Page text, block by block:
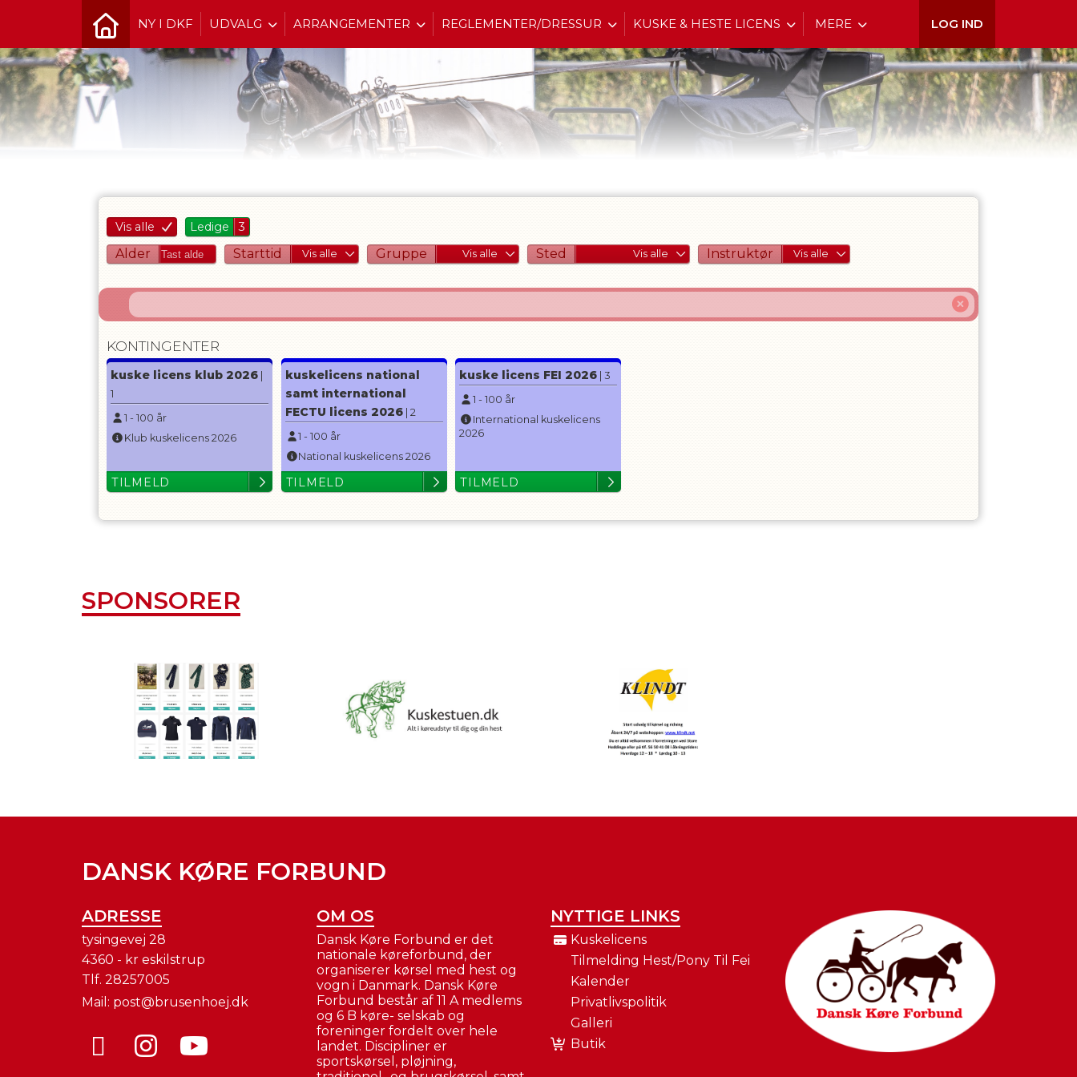
NY I DKF UDVALG ARRANGEMENTER REGLEMENTER/DRESSUR KUSKE & HESTE LICENS MERE LOG IND
Vis alle Ledige 3
Alder Starttid Vis alle Gruppe Vis alle Sted Vis alle Instruktør Vis alle
KONTINGENTER
kuske licens klub 2026
1
1 - 100 år
Klub kuskelicens 2026
TILMELD
kuskelicens national
samt international
FECTU licens 2026
| 2
1 -100 år
National kuskelicens 2026
TILMELD
kuske licens FEI 2026 | 3
1 -100 år
International kuskelicens
2026
TILMELD
SPONSORER
DANSK KØRE FORBUND
ADRESSE
tysingevej 28
4360 - kr eskilstrup
Tlf. 28257005
Mail: post@brusenhoej.dk
OM OS
Dansk Køre Forbund er det
nationale køreforbund, der
organiserer kørsel med hest og
vogn i Danmark. Dansk Køre
Forbund består af 11 A medlems
og 6 B køre- selskab og
foreninger fordelt over hele
landet. Discipliner er
sportskørsel, pløjning,
NYTTIGE LINKS
Kuskelicens
Tilmelding Hest/pony Til Fei
Kalender
Privatlivspolitik
Galleri
Butik